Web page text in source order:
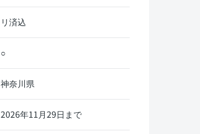
リ済込
○
神奈川県
2026年11月29日まで